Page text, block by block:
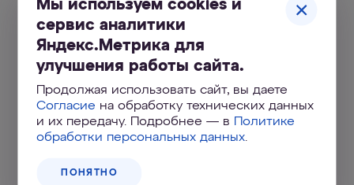
Купить АКВАФОР В150 Плюс
Мы используем cookies и
сервис аналитики
Яндекс.Метрика для
улучшения работы сайта.
Продолжая использовать сайт, вы даете
Согласие на обработку технических данных
и их передачу. Подробнее — в Политике
обработки персональных данных.
ПОНЯТНО